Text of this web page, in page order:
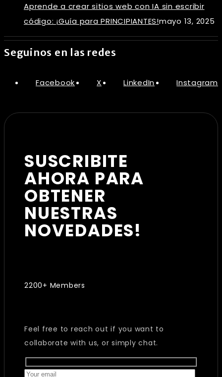
Aprende a crear sitios web con IA sin escribir
código: ¡Guía para PRINCIPIANTES!mayo 13, 2025
Seguinos en las redes
Facebook X LinkedIn Instagram
SUSCRIBITE
AHORA PARA
OBTENER
NUESTRAS
NOVEDADES!
2200+ Members
Feel free to reach out if you want to
collaborate with us, or simply chat.